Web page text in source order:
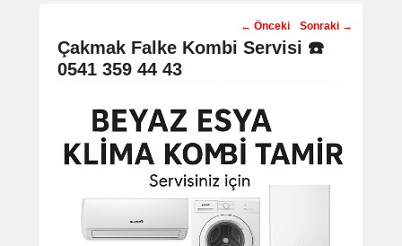
Post
navigation
← Önceki Sonraki →
Çakmak Falke Kombi Servisi ☎️
0541 359 44 43